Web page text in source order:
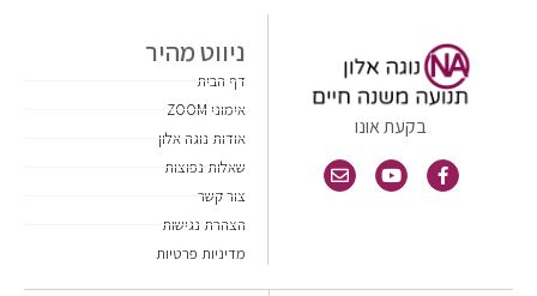
בקעת אונו
ניווט מהיר
דף הבית
אימוני ZOOM
אודות נוגה אלון
שאלות נפוצות
צור קשר
הצהרת נגישות
מדיניות פרטיות